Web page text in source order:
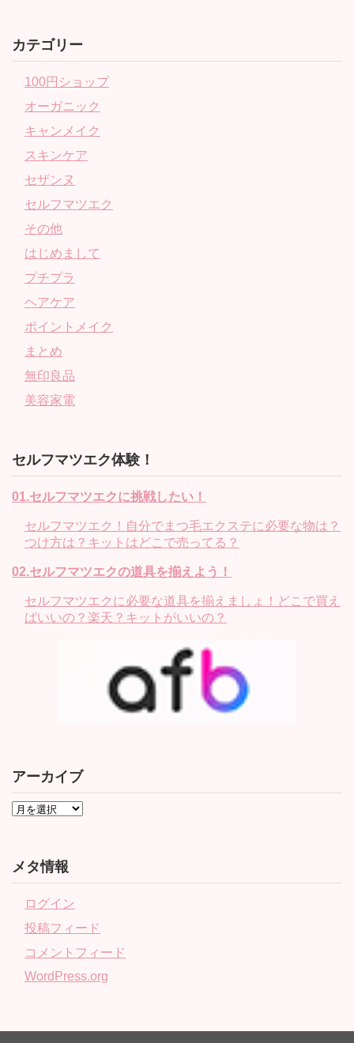
カテゴリー
100円ショップ
オーガニック
キャンメイク
スキンケア
セザンヌ
セルフマツエク
その他
はじめまして
プチプラ
ヘアケア
ポイントメイク
まとめ
無印良品
美容家電
セルフマツエク体験！
01.セルフマツエクに挑戦したい！
セルフマツエク！自分でまつ毛エクステに必要な物は？
つけ方は？キットはどこで売ってる？
02.セルフマツエクの道具を揃えよう！
セルフマツエクに必要な道具を揃えましょ！どこで買え
ばいいの？楽天？キットがいいの？
アーカイブ
メタ情報
ログイン
投稿フィード
コメントフィード
WordPress.org